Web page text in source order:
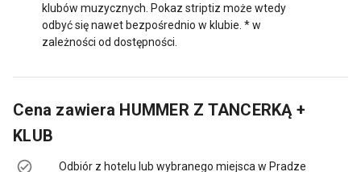
klubów muzycznych. Pokaz striptiz może wtedy
odbyć się nawet bezpośrednio w klubie. * w
zależności od dostępności.
Cena zawiera HUMMER Z TANCERKĄ +
KLUB
Odbiór z hotelu lub wybranego miejsca w Pradze